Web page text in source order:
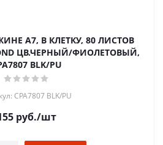
А7, В КЛЕТКУ, 80 ЛИСТОВ
ЦВ.ЧЕРНЫЙ/ФИОЛЕТОВЫЙ,
BLK/PU
CPA7807 BLK/PU
руб./шт